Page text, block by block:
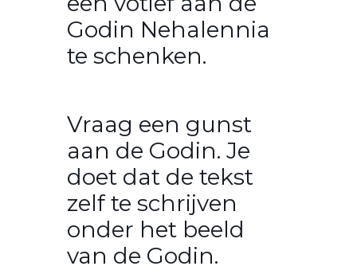
Godin Nehalennia
te schenken.
Vraag een gunst
aan de Godin. Je
doet dat de tekst
zelf te schrijven
onder het beeld
van de Godin.